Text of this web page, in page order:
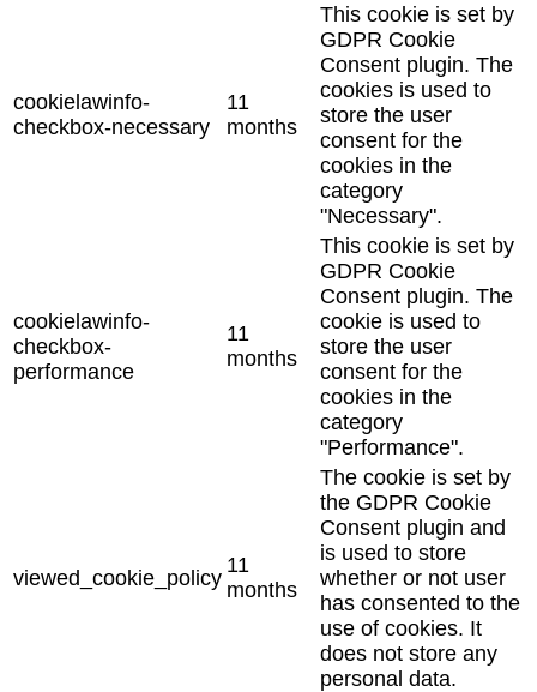
cookielawinfo-
checkbox-necessary
11
months
This cookie is set by
GDPR Cookie
Consent plugin. The
cookies is used to
store the user
consent for the
cookies in the
category
"Necessary".
cookielawinfo-
checkbox-
performance
11
months
This cookie is set by
GDPR Cookie
Consent plugin. The
cookie is used to
store the user
consent for the
cookies in the
category
"Performance".
viewed_cookie_policy
11
months
The cookie is set by
the GDPR Cookie
Consent plugin and
is used to store
whether or not user
has consented to the
use of cookies. It
does not store any
personal data.